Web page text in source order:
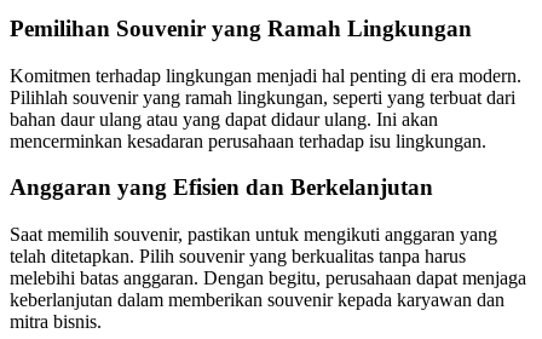
Pemilihan Souvenir yang Ramah Lingkungan
Komitmen terhadap lingkungan menjadi hal penting di era modern.
Pilihlah souvenir yang ramah lingkungan, seperti yang terbuat dari
bahan daur ulang atau yang dapat didaur ulang. Ini akan
mencerminkan kesadaran perusahaan terhadap isu lingkungan.
Anggaran yang Efisien dan Berkelanjutan
Saat memilih souvenir, pastikan untuk mengikuti anggaran yang
telah ditetapkan. Pilih souvenir yang berkualitas tanpa harus
melebihi batas anggaran. Dengan begitu, perusahaan dapat menjaga
keberlanjutan dalam memberikan souvenir kepada karyawan dan
mitra bisnis.